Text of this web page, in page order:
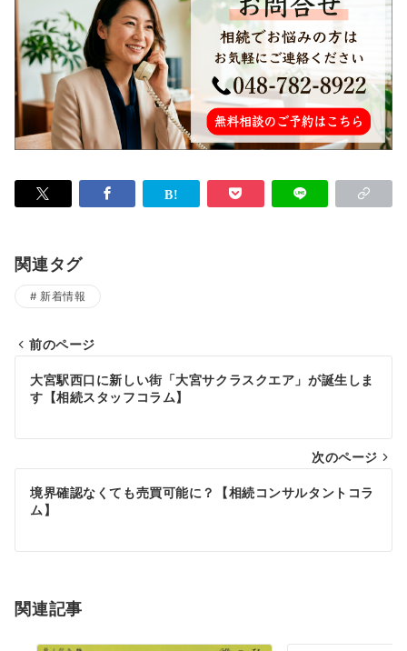
関連タグ
新着情報
稿
ビ
ゲ
シ
ン
前のページ
大宮駅西口に新しい街「大宮サクラスクエア」が誕生しま
す【相続スタッフコラム】
次のページ
境界確認なくても売買可能に？【相続コンサルタントコラ
ム】
関連記事